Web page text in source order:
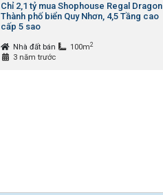
Chỉ 2,1 tỷ mua Shophouse Regal Dragon
Thành phố biển Quy Nhơn, 4,5 Tầng cao
cấp 5 sao
Nhà đất bán 100m2
3 năm trước